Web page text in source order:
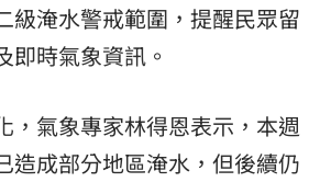
級淹水警戒範圍，提醒民眾留
即時氣象資訊。
，氣象專家林得恩表示，本週
造成部分地區淹水，但後續仍